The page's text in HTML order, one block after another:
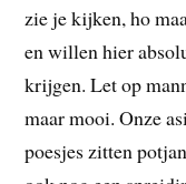
zie je kijken, ho
en willen hier
krijgen. Let op
maar mooi. Onze
poesjes zitten